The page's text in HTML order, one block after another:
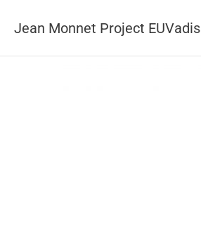
Jean Monnet Project EUVadis